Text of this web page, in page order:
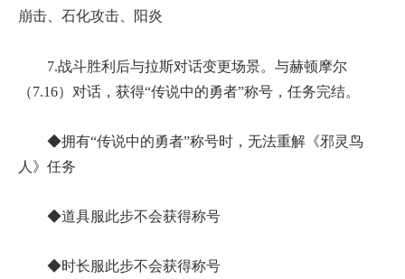
崩击、石化攻击、阳炎
7.战斗胜利后与拉斯对话变更场景。与赫顿摩尔
（7.16）对话，获得“传说中的勇者”称号，任务完结。
◆拥有“传说中的勇者”称号时，无法重解《邪灵鸟
人》任务
◆道具服此步不会获得称号
◆时长服此步不会获得称号